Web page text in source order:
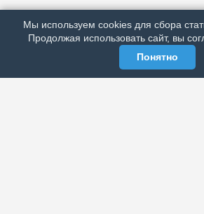
РЕКЛАМА У НАС
МЫ В СОЦСЕТЯХ
Мы используем cookies для сбора
Продолжая использовать сайт, вы
Понятно